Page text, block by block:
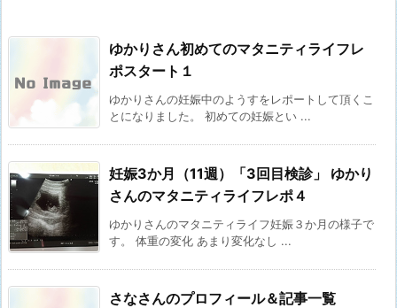
ゆかりさん初めてのマタニティライフレ
ポスタート１
ゆかりさんの妊娠中のようすをレポートして頂くこ
とになりました。 初めての妊娠とい ...
妊娠3か月（11週）「3回目検診」 ゆかり
さんのマタニティライフレポ４
ゆかりさんのマタニティライフ妊娠３か月の様子で
す。 体重の変化 あまり変化なし ...
さなさんのプロフィール＆記事一覧